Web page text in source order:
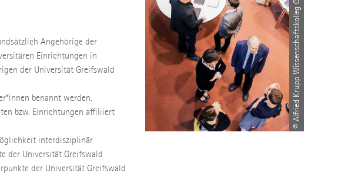
Angehörige der
Einrichtungen in
der Universität Greifswald
benannt werden.
bzw. Einrichtungen affiliiert
interdisziplinär
der Universität Greifswald
der Universität Greifswald
© Alfried Krupp Wissenschaftskolleg Greifswald, 2016